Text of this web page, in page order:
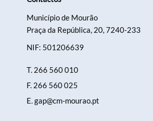
Município de Mourão
Praça da República, 20, 7240-233
NIF: 501206639
T. 266 560 010
F. 266 560 025
E.gap@cm-mourao.pt